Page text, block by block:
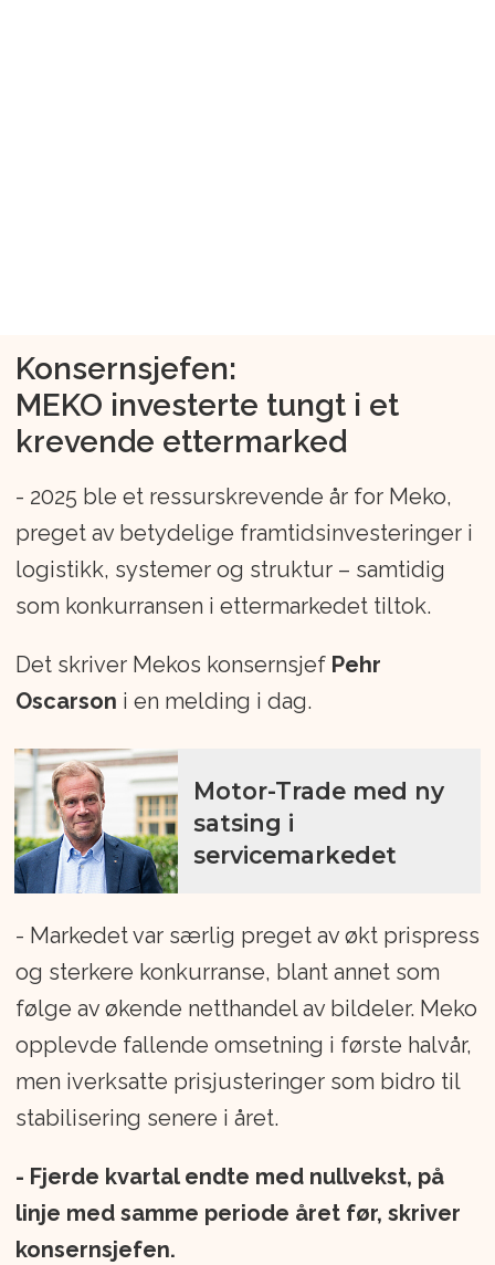
Konsernsjefen:
MEKO investerte tungt i et
krevende ettermarked
- 2025 ble et ressurskrevende år for Meko,
preget av betydelige framtidsinvesteringer i
logistikk, systemer og struktur – samtidig
som konkurransen i ettermarkedet tiltok.
Det skriver Mekos konsernsjef Pehr
Oscarson i en melding i dag.
Motor-Trade med ny
satsing i
servicemarkedet
- Markedet var særlig preget av økt prispress
og sterkere konkurranse, blant annet som
følge av økende netthandel av bildeler. Meko
opplevde fallende omsetning i første halvår,
men iverksatte prisjusteringer som bidro til
stabilisering senere i året.
- Fjerde kvartal endte med nullvekst, på
linje med samme periode året før, skriver
konsernsjefen.